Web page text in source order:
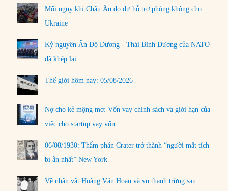
Mối nguy khi Châu Âu do dự hỗ trợ phòng không cho
Ukraine
Kỷ nguyên Ấn Độ Dương - Thái Bình Dương của NATO
đã khép lại
Thế giới hôm nay: 05/08/2026
Nợ cho kẻ mộng mơ: Vốn vay chính sách và giới hạn của
việc cho startup vay vốn
06/08/1930: Thẩm phán Crater trở thành “người mất tích
bí ẩn nhất” New York
Về nhân vật Hoàng Văn Hoan và vụ thanh trừng sau